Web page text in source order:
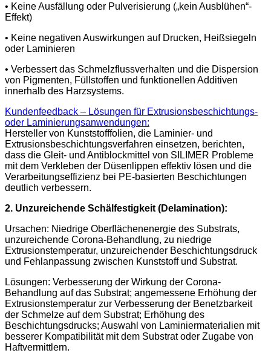
• Keine Ausfällung oder Pulverisierung („kein Ausblühen“-
Effekt)
• Keine negativen Auswirkungen auf Drucken, Heißsiegeln
oder Laminieren
• Verbessert das Schmelzflussverhalten und die Dispersion
von Pigmenten, Füllstoffen und funktionellen Additiven
innerhalb des Harzsystems.
Kundenfeedback – Lösungen für Extrusionsbeschichtungs-
oder Laminierungsanwendungen:
Hersteller von Kunststofffolien, die Laminier- und
Extrusionsbeschichtungsverfahren einsetzen, berichten,
dass die Gleit- und Antiblockmittel von SILIMER Probleme
mit dem Verkleben der Düsenlippen effektiv lösen und die
Verarbeitungseffizienz bei PE-basierten Beschichtungen
deutlich verbessern.
2. Unzureichende Schälfestigkeit (Delamination):
Ursachen: Niedrige Oberflächenenergie des Substrats,
unzureichende Corona-Behandlung, zu niedrige
Extrusionstemperatur, unzureichender Beschichtungsdruck
und Fehlanpassung zwischen Kunststoff und Substrat.
Lösungen: Verbesserung der Wirkung der Corona-
Behandlung auf das Substrat; angemessene Erhöhung der
Extrusionstemperatur zur Verbesserung der Benetzbarkeit
der Schmelze auf dem Substrat; Erhöhung des
Beschichtungsdrucks; Auswahl von Laminiermaterialien mit
besserer Kompatibilität mit dem Substrat oder Zugabe von
Haftvermittlern.